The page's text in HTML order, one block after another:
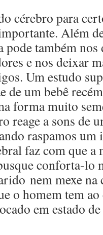
cérebro para
Além
pode também
e nos deixar
Um estudo
de um bebê
forma muito
reage a sons de
raspamos um
faz com que a
conforta-lo
nem mexe na
o homem tem
em estado